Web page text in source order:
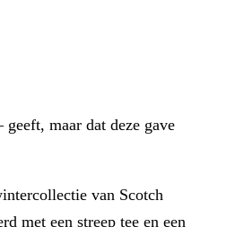
maar dat deze gave
van Scotch
met een streep tee en een